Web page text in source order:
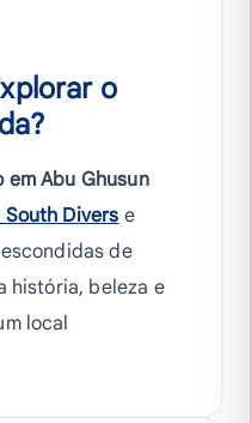
o
em Abu Ghusun
South Divers e
de
história, beleza e
local